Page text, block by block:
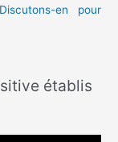
Discutons-en pour
établis